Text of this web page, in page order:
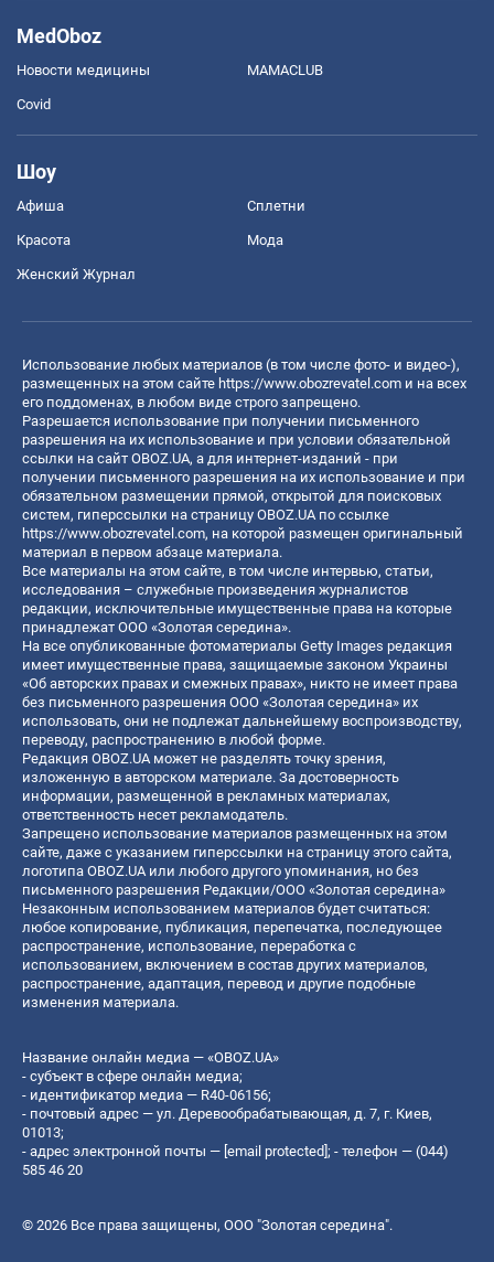
MedOboz
Новости медицины MAMACLUB
Covid
Шоу
Афиша Сплетни
Красота Мода
Женский Журнал
Использование любых материалов (в том числе фото- и видео-),
размещенных на этом сайте https://www.obozrevatel.com и на всех
его поддоменах, в любом виде строго запрещено.
Разрешается использование при получении письменного
разрешения на их использование и при условии обязательной
ссылки на сайт OBOZ.UA, а для интернет-изданий - при
получении письменного разрешения на их использование и при
обязательном размещении прямой, открытой для поисковых
систем, гиперссылки на страницу OBOZ.UA по ссылке
https://www.obozrevatel.com, на которой размещен оригинальный
материал в первом абзаце материала.
Все материалы на этом сайте, в том числе интервью, статьи,
исследования – служебные произведения журналистов
редакции, исключительные имущественные права на которые
принадлежат ООО «Золотая середина».
На все опубликованные фотоматериалы Getty Images редакция
имеет имущественные права, защищаемые законом Украины
«Об авторских правах и смежных правах», никто не имеет права
без письменного разрешения ООО «Золотая середина» их
использовать, они не подлежат дальнейшему воспроизводству,
переводу, распространению в любой форме.
Редакция OBOZ.UA может не разделять точку зрения,
изложенную в авторском материале. За достоверность
информации, размещенной в рекламных материалах,
ответственность несет рекламодатель.
Запрещено использование материалов размещенных на этом
сайте, даже с указанием гиперссылки на страницу этого сайта,
логотипа OBOZ.UA или любого другого упоминания, но без
письменного разрешения Редакции/ООО «Золотая середина»
Незаконным использованием материалов будет считаться:
любое копирование, публикация, перепечатка, последующее
распространение, использование, переработка с
использованием, включением в состав других материалов,
распространение, адаптация, перевод и другие подобные
изменения материала.
Название онлайн медиа — «OBOZ.UA»
- субъект в сфере онлайн медиа;
- идентификатор медиа — R40-06156;
- почтовый адрес — ул. Деревообрабатывающая, д. 7, г. Киев,
01013;
- адрес электронной почты — [email protected] ; - телефон — (044)
585 46 20
© 2026 Все права защищены, ООО "Золотая середина".